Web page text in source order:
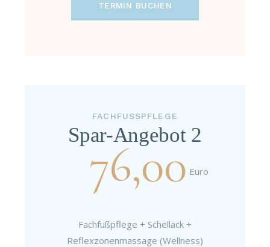
TERMIN BUCHEN
FACHFUSSPFLEGE
Spar-Angebot 2
76,00 Euro
Fachfußpflege + Schellack +
Reflexzonenmassage (Wellness)